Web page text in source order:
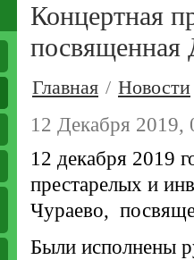
Концертная
посвященная
Главная / Новости
12 Декабря 2019,
12 декабря 2019
престарелых и
Чураево,
Были исполнены